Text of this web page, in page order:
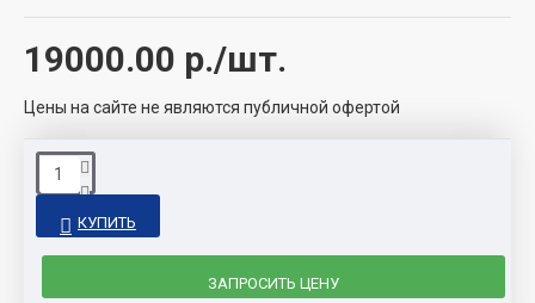
19000.00 р./шт.
Цены на сайте не являются публичной офертой
КУПИТЬ
ЗАПРОСИТЬ ЦЕНУ